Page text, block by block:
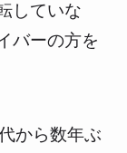
していな
バーの方を
から数年ぶ